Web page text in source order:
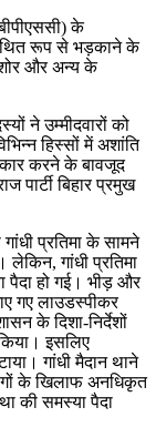
के
कथित रूप से भड़काने के
और अन्य के
ने उम्मीदवारों को
हिस्सों में अशांति
करने के बावजूद
पार्टी बिहार प्रमुख
प्रतिमा के सामने
गांधी प्रतिमा
पैदा हो गई। भीड़ और
गए लाउडस्पीकर
के दिशा-निर्देशों
इसलिए
गांधी मैदान थाने
के खिलाफ अनधिकृत
की समस्या पैदा